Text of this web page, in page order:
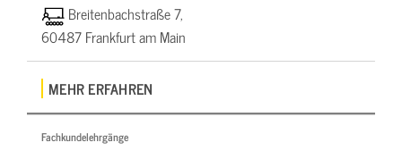
Breitenbachstraße 7,
60487 Frankfurt am Main
MEHR ERFAHREN
Fachkundelehrgänge